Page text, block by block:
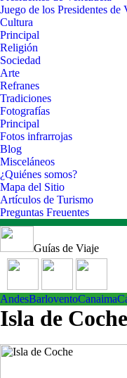
Juego de los Presidentes de
Cultura
Principal
Religión
Sociedad
Arte
Refranes
Tradiciones
Fotografías
Principal
Fotos infrarrojas
Blog
Misceláneos
¿Quiénes somos?
Mapa del Sitio
Artículos de Turismo
Preguntas Freuentes
Guías de Viaje
AndesBarloventoCanaima
Isla de Coche